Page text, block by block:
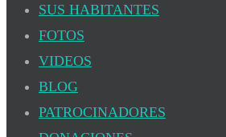
SUS HABITANTES
FOTOS
VIDEOS
BLOG
PATROCINADORES